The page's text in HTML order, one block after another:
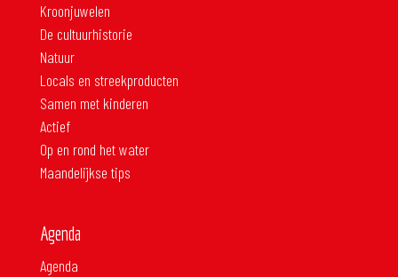
Kroonjuwelen
De cultuurhistorie
Natuur
Locals en streekproducten
Samen met kinderen
Actief
Op en rond het water
Maandelijkse tips
Agenda
Agenda